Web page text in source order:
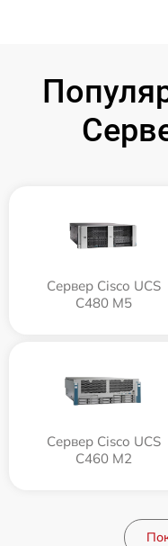
Сервер Cisco UCS
C480 M5
Сервер Cisco UCS
C460 M2